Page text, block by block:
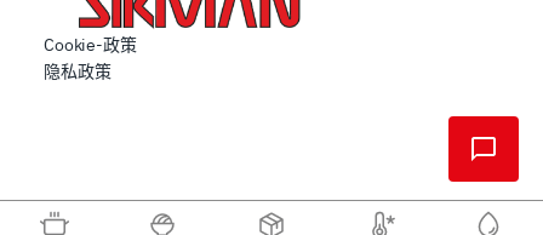
Cookie-政策
隐私政策